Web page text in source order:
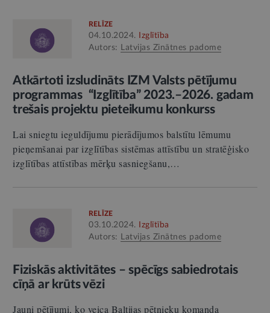
RELĪZE
04.10.2024.
Izglītība
Autors: Latvijas Zinātnes padome
Atkārtoti izsludināts IZM Valsts pētījumu
programmas “Izglītība” 2023.–2026. gadam
trešais projektu pieteikumu konkurss
Lai sniegtu ieguldījumu pierādījumos balstītu lēmumu
pieņemšanai par izglītības sistēmas attīstību un stratēģisko
izglītības attīstības mērķu sasniegšanu,…
RELĪZE
03.10.2024.
Izglītība
Autors: Latvijas Zinātnes padome
Fiziskās aktivitātes – spēcīgs sabiedrotais
cīņā ar krūts vēzi
Jauni pētījumi, ko veica Baltijas pētnieku komanda